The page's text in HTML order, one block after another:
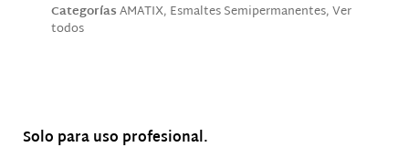
CategoríasAMATIX, Esmaltes Semipermanentes,Ver
todos
Solo para uso profesional.